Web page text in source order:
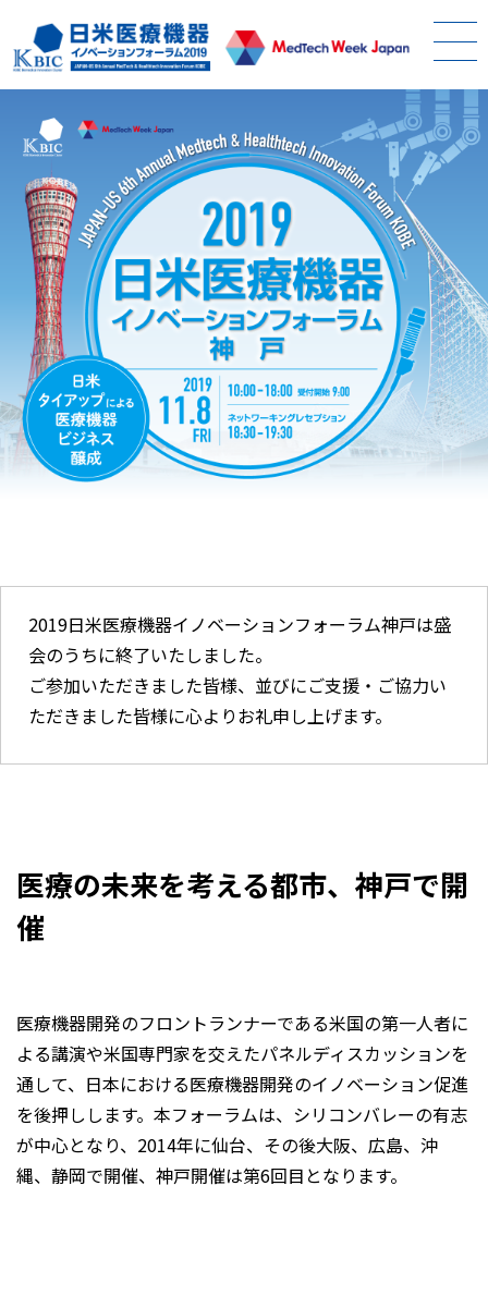
2019日米医療機器イノベーションフォーラム神戸は盛
会のうちに終了いたしました。
ご参加いただきました皆様、並びにご支援・ご協力い
ただきました皆様に心よりお礼申し上げます。
医療の未来を考える都市、神戸で開
催
医療機器開発のフロントランナーである米国の第一人者に
よる講演や米国専門家を交えたパネルディスカッションを
通して、日本における医療機器開発のイノベーション促進
を後押しします。本フォーラムは、シリコンバレーの有志
が中心となり、2014年に仙台、その後大阪、広島、沖
縄、静岡で開催、神戸開催は第6回目となります。